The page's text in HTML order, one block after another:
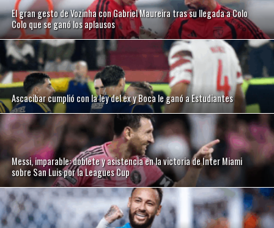
El gran gesto de Vozinha con Gabriel Maureira tras su llegada a Colo
Colo que se ganó los aplausos
Ascacibar cumplió con la ley del ex y Boca le ganó a Estudiantes
Messi, imparable: doblete y asistencia en la victoria de Inter Miami
sobre San Luis por la Leagues Cup